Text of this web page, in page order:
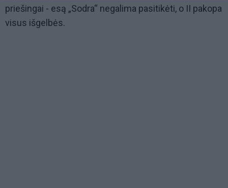
priešingai - esą „Sodra“ negalima pasitikėti, o II pakopa
visus išgelbės.